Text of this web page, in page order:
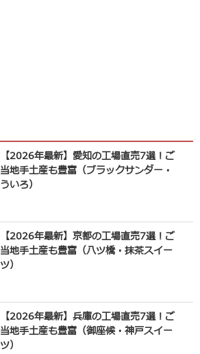
【2026年最新】愛知の工場直売7選！ご
当地手土産も豊富（ブラックサンダー・
ういろ）
【2026年最新】京都の工場直売7選！ご
当地手土産も豊富（八ツ橋・抹茶スイー
ツ）
【2026年最新】兵庫の工場直売7選！ご
当地手土産も豊富（御座候・神戸スイー
ツ）